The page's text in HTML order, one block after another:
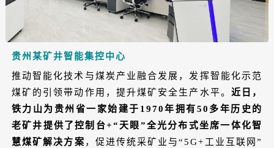
贵州某矿井智能集控中心
推动智能化技术与煤炭产业融合发展，发挥智能化示范
煤矿的引领带动作用，提升煤矿安全生产水平。 近日，
铁力山为贵州省一家始建于1970年拥有50多年历史的
老矿井提供了控制台+“天眼”全光分布式坐席一体化智
慧煤矿解决方案 ，促进传统采矿业与“5G+工业互联网”